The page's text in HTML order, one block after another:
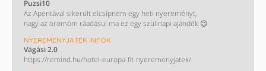
Puzsi10
Az Apentával sikerült elcsípnem egy heti nyereményt,
nagy az örömöm ráadásul ma ez egy szülinapi ajándék 😉
NYEREMÉNYJÁTÉK INFÓK
Vágási 2.0
https://remind.hu/hotel-europa-fit-nyeremenyjatek/